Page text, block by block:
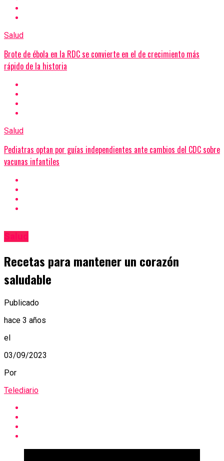
Salud
Brote de ébola en la RDC se convierte en el de crecimiento más
rápido de la historia
Salud
Pediatras optan por guías independientes ante cambios del CDC sobre
vacunas infantiles
Salud
Recetas para mantener un corazón
saludable
Publicado
hace 3 años
el
03/09/2023
Por
Telediario